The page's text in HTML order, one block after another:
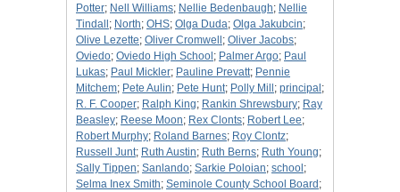
Potter; Nell Williams; Nellie Bedenbaugh; Nellie
Tindall ; North; OHS; Olga Duda; Olga Jakubcin;
Olive Lezette; Oliver Cromwell ; Oliver Jacobs;
Oviedo; Oviedo High School ; Palmer Argo; Paul
Lukas; Paul Mickler; Pauline Prevatt; Pennie
Mitchem; Pete Aulin; Pete Hunt; Polly Mill ; principal ;
R. F. Cooper; Ralph King; Rankin Shrewsbury; Ray
Beasley; Reese Moon; Rex Clonts; Robert Lee;
Robert Murphy; Roland Barnes; Roy Clontz;
Russell Junt; Ruth Austin; Ruth Berns; Ruth Young;
Sally Tippen; Sanlando; Sarkie Poloian; school ;
Selma Inex Smith; Seminole County School Board ;